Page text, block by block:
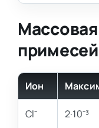
примесей
Ион
Cl⁻ 2·10⁻³